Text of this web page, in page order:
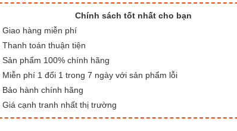
Chính sách tốt nhất cho bạn
Giao hàng miễn phí
Thanh toán thuận tiện
Sản phẩm 100% chính hãng
Miễn phí 1 đổi 1 trong 7 ngày với sản phẩm lỗi
Bảo hành chính hãng
Giá cạnh tranh nhất thị trường